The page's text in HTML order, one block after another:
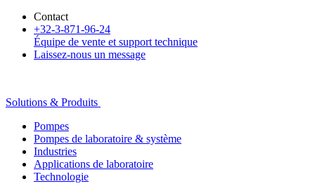
Contact
+32-3-871-96-24
Équipe de vente et support technique
Laissez-nous un message
Solutions & Produits
Pompes
Pompes de laboratoire & système
Industries
Applications de laboratoire
Technologie